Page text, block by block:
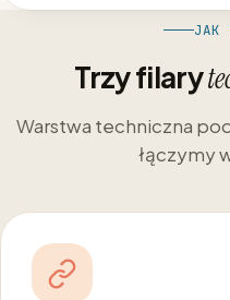
JAK
Trzy filary
Warstwa techniczna
łączymy